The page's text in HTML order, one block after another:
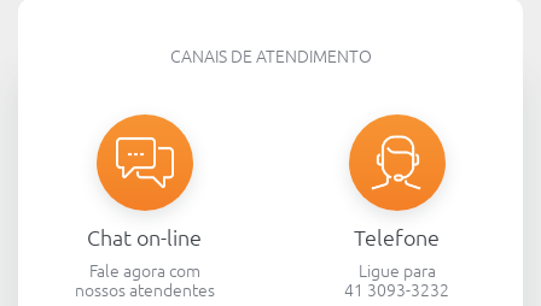
CANAIS DE ATENDIMENTO
Chat on-line
Fale agora com
nossos atendentes
Telefone
Ligue para
41 3093-3232